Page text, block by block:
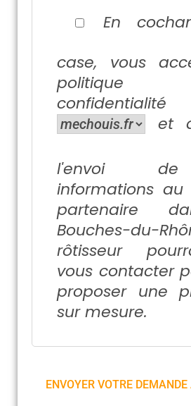
En
case, vous
confidentialité
et
l'envoi
informations au
partenaire
Bouches-du-
rôtisseur
vous contacter
proposer une
sur mesure.